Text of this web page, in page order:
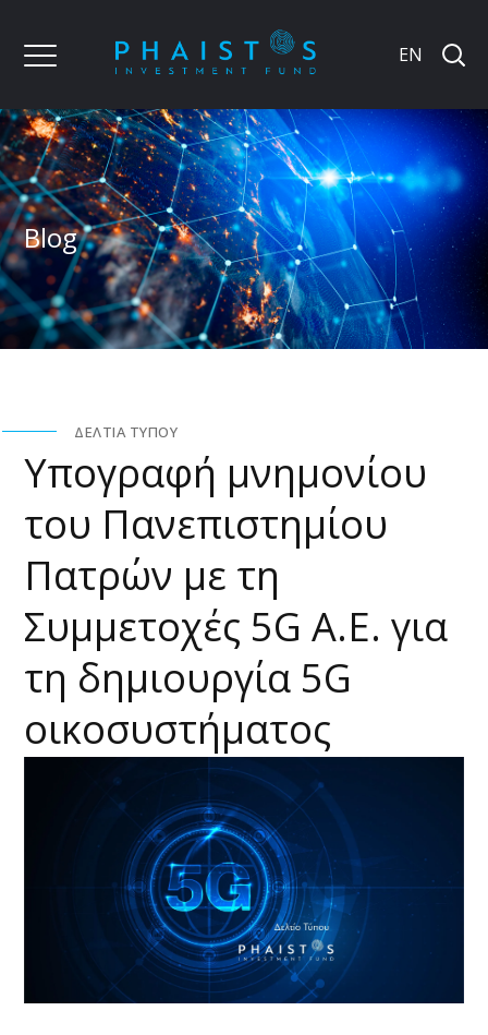
EN
Blog
ΔΕΛΤΊΑ ΤΎΠΟΥ
Υπογραφή μνημονίου
του Πανεπιστημίου
Πατρών με τη
Συμμετοχές 5G Α.Ε. για
τη δημιουργία 5G
οικοσυστήματος